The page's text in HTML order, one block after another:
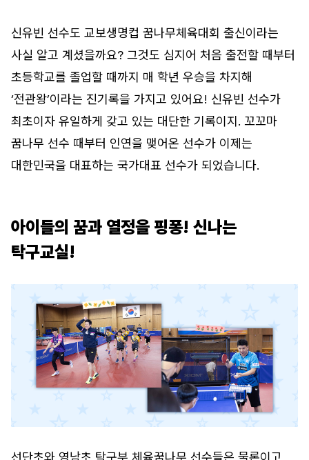
신유빈 선수도 교보생명컵 꿈나무체육대회 출신이라는
사실 알고 계셨을까요? 그것도 심지어 처음 출전할 때부터
초등학교를 졸업할 때까지 매 학년 우승을 차지해
‘전관왕’이라는 진기록을 가지고 있어요! 신유빈 선수가
최초이자 유일하게 갖고 있는 대단한 기록이지. 꼬꼬마
꿈나무 선수 때부터 인연을 맺어온 선수가 이제는
대한민국을 대표하는 국가대표 선수가 되었습니다.
아이들의 꿈과 열정을 핑퐁! 신나는
탁구교실!
선단초와 영남초 탁구부 체육꿈나무 선수들은 물론이고,